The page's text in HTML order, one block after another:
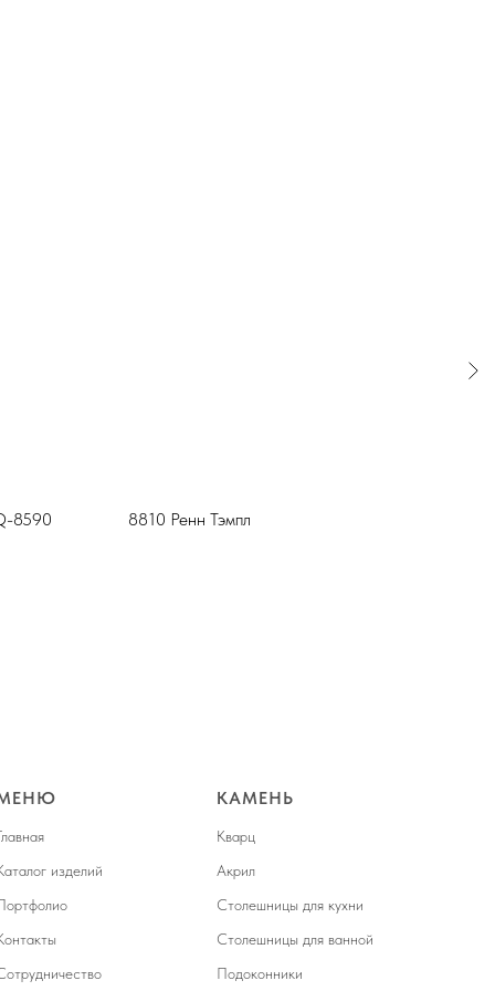
8590 8810 Ренн Тэмпл
изделий
КАМЕНЬ
Кварц
Акрил
Столешницы для кухни
Столешницы для ванной
Подоконники